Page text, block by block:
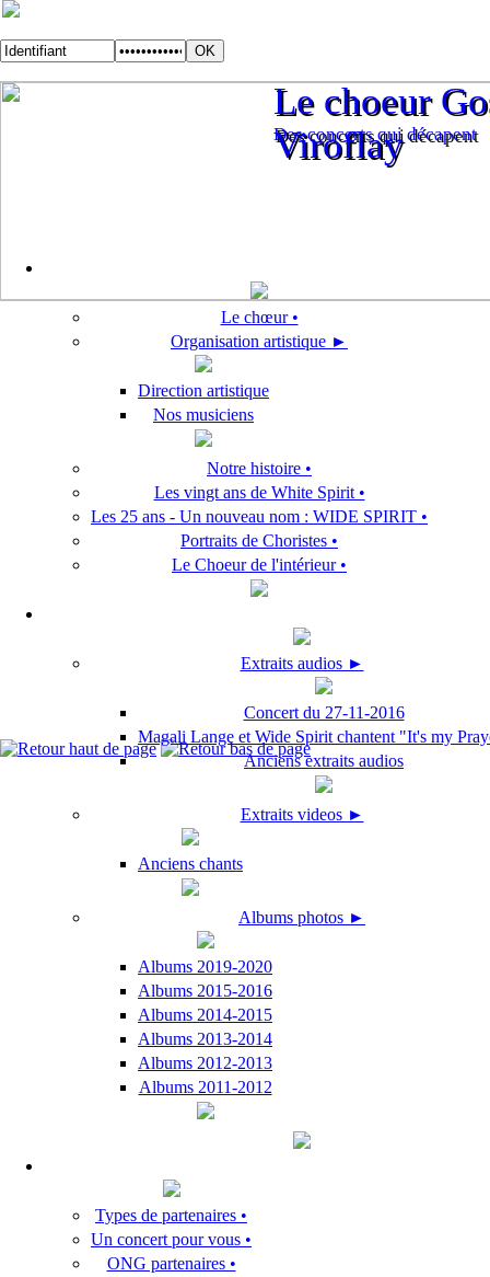
Des concerts qui décapent
Le choeur
Viroflay
Des concerts qui décapent
Le choeur
Viroflay
Le chœur •
Organisation artistique ►
Direction artistique
Nos musiciens
Notre histoire •
Les vingt ans de White Spirit •
Les 25 ans - Un nouveau nom : WIDE SPIRIT •
Portraits de Choristes •
Le Choeur de l'intérieur •
Extraits audios ►
Concert du 27-11-2016
Magali Lange et Wide Spirit chantent "It's my
Anciens extraits audios
Extraits videos ►
Anciens chants
Albums photos ►
Albums 2019-2020
Albums 2015-2016
Albums 2014-2015
Albums 2013-2014
Albums 2012-2013
Albums 2011-2012
Types de partenaires •
Un concert pour vous •
ONG partenaires •